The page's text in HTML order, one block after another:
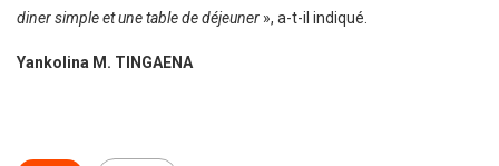
diner simple et une table de déjeuner », a-t-il indiqué.
Yankolina M. TINGAENA